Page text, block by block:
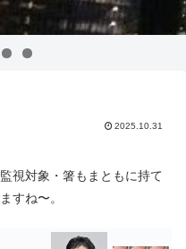
2025.10.31
視対象・箸もまともに持て
すね〜。